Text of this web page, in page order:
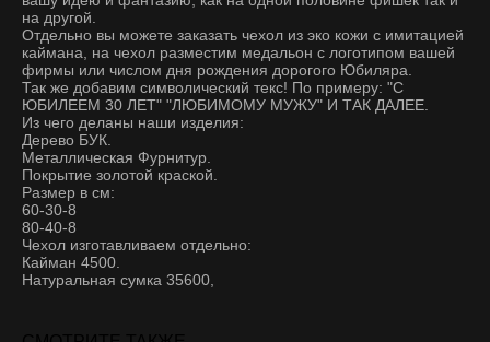
на другой.
Отдельно вы можете заказать чехол из эко кожи с имитацией
каймана, на чехол разместим медальон с логотипом вашей
фирмы или числом дня рождения дорогого Юбиляра.
Так же добавим символический текс! По примеру: "С
ЮБИЛЕЕМ 30 ЛЕТ" "ЛЮБИМОМУ МУЖУ" И ТАК ДАЛЕЕ.
Из чего деланы наши изделия:
Дерево БУК.
Металлическая Фурнитур.
Покрытие золотой краской.
Размер в см:
60-30-8
80-40-8
Чехол изготавливаем отдельно:
Кайман 4500.
Натуральная сумка 35600,